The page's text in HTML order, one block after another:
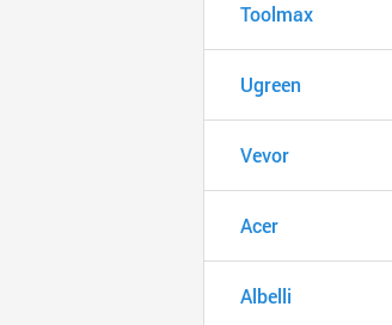
Toolmax
Ugreen
Vevor
Acer
Albelli